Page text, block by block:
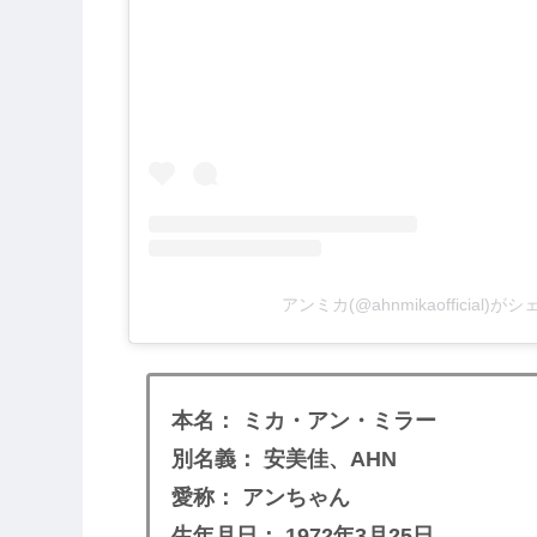
アンミカ(@ahnmikaofficial)がシ
本名： ミカ・アン・ミラー
別名義： 安美佳、AHN
愛称： アンちゃん